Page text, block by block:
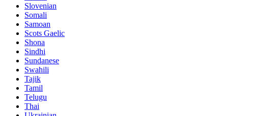
Slovenian
Somali
Samoan
Scots Gaelic
Shona
Sindhi
Sundanese
Swahili
Tajik
Tamil
Telugu
Thai